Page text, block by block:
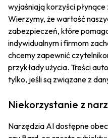
wyjaśniają korzyści
Wierzymy, że wartość
zabezpieczeń, które
indywidualnym i firmom
chcemy zapewnić
przykłady użycia. Treści
tylko, jeśli są związane z
Niekorzystanie z
Narzędzia AI dostępne